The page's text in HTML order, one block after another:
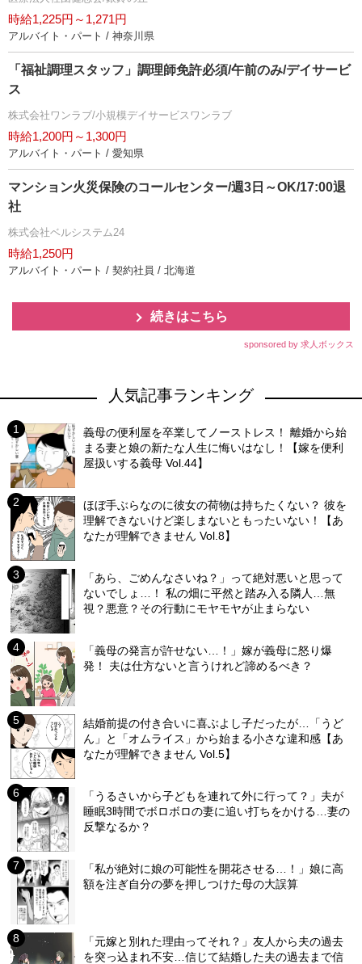
時給1,225円～1,271円
アルバイト・パート / 神奈川県
「福祉調理スタッフ」調理師免許必須/午前のみ/デイサービ
ス
株式会社ワンラブ/小規模デイサービスワンラブ
時給1,200円～1,300円
アルバイト・パート / 愛知県
マンション火災保険のコールセンター/週3日～OK/17:00退
社
株式会社ベルシステム24
時給1,250円
アルバイト・パート / 契約社員 / 北海道
続きはこちら
sponsored by 求人ボックス
人気記事ランキング
義母の便利屋を卒業してノーストレス！ 離婚から始
まる妻と娘の新たな人生に悔いはなし！【嫁を便利
屋扱いする義母 Vol.44】
ほぼ手ぶらなのに彼女の荷物は持ちたくない？ 彼を
理解できないけど楽しまないともったいない！【あ
なたが理解できません Vol.8】
「あら、ごめんなさいね？」って絶対悪いと思って
ないでしょ…！ 私の畑に平然と踏み入る隣人…無
視？悪意？その行動にモヤモヤが止まらない
「義母の発言が許せない…！」嫁が義母に怒り爆
発！ 夫は仕方ないと言うけれど諦めるべき？
結婚前提の付き合いに喜ぶよし子だったが…「うど
ん」と「オムライス」から始まる小さな違和感【あ
なたが理解できません Vol.5】
「うるさいから子どもを連れて外に行って？」夫が
睡眠3時間でボロボロの妻に追い打ちをかける…妻の
反撃なるか？
「私が絶対に娘の可能性を開花させる…！」娘に高
額を注ぎ自分の夢を押しつけた母の大誤算
「元嫁と別れた理由ってそれ？」友人から夫の過去
を突っ込まれ不安…信じて結婚した夫の過去まで信